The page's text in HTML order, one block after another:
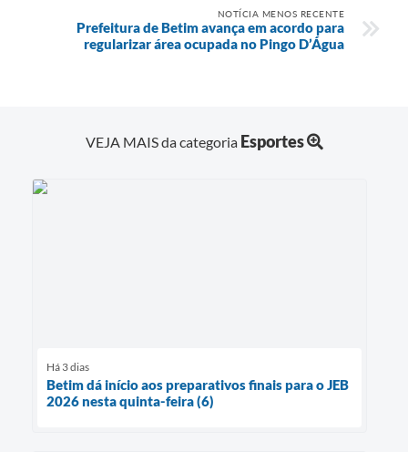
NOTÍCIA MENOS RECENTE
Prefeitura de Betim avança em acordo para
regularizar área ocupada no Pingo D’Água
VEJA MAIS da categoria Esportes
Há 3 dias
Betim dá início aos preparativos finais para o JEB
2026 nesta quinta-feira (6)